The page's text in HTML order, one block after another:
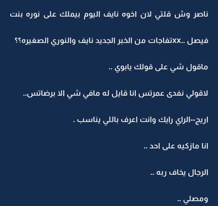
ناصر وش قلتي لان اخوه نايف اليوم بيملك على نوره بنت
فيصل ..xxتفاجات من الخبر الجديد نايف والنوري الصغيره؟؟
ماقول شي على قولك يابوي ..
لاقولي نفدى عمرتس انا قايل له مافي شي الا برضاتس..
اريج--الراي رايك وانت اعرف باللي يناسب .
انا مازكيه على احد ..
الرجال يخاف ربه ..
ومصلي ..